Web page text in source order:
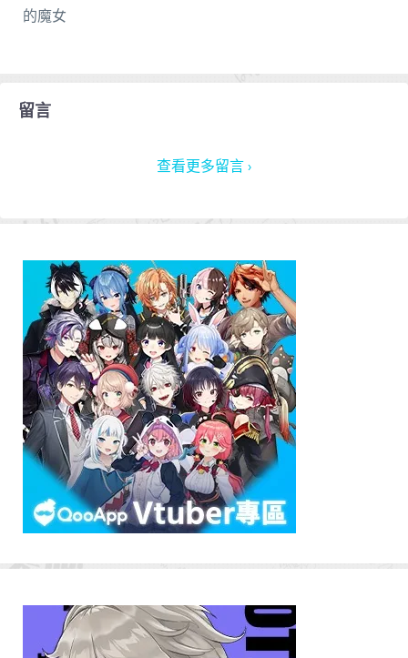
的魔女
留言
查看更多留言 ›